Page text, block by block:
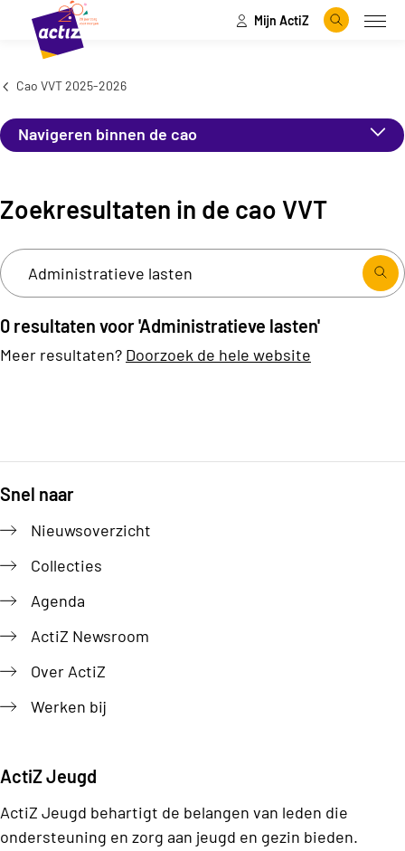
Naar hoofdinhoud
Naar menu Mijn ActiZ
Zoeken
Cao VVT 2025-2026
Navigeren binnen de cao
Zoekresultaten in de cao VVT
0 resultaten voor 'Administratieve lasten'
Meer resultaten? Doorzoek de hele website
Snel naar
Nieuwsoverzicht
Collecties
Agenda
ActiZ Newsroom
Over ActiZ
Werken bij
ActiZ Jeugd
ActiZ Jeugd behartigt de belangen van leden die
ondersteuning en zorg aan jeugd en gezin bieden.